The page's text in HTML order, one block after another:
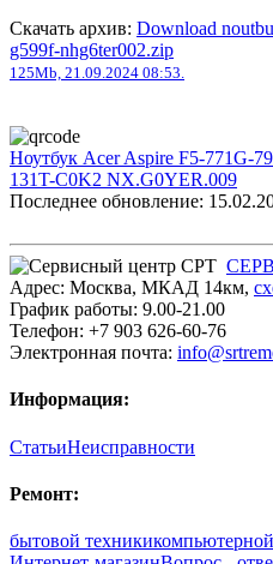
Скачать архив: Download
g599f-nhg6ter002.zip
125Mb, 21.09.2024 08:53.
Ноутбук Acer Aspire F5-771G-
131T-C0K2 NX.G0YER.009
Последнее обновление:
Адрес: Москва, МКАД 14км,
График работы: 9.00-21.00
Телефон: +7 903 626-60-76
Электронная почта:
Информация:
СтатьиНеисправности
Ремонт:
бытовой техники